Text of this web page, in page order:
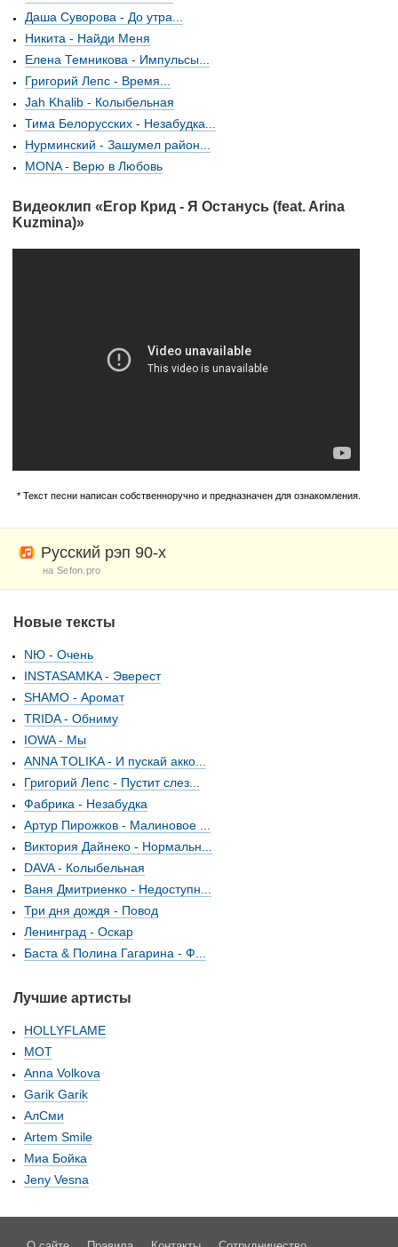
Даша Суворова - До утра...
Никита - Найди Меня
Елена Темникова - Импульсы...
Григорий Лепс - Время...
Jah Khalib - Колыбельная
Тима Белорусских - Незабудка...
Нурминский - Зашумел район...
MONA - Верю в Любовь
Видеоклип «Егор Крид - Я Останусь (feat. Arina
Kuzmina)»
* Текст песни написан собственноручно и предназначен для ознакомления.
Русский рэп 90-х
на Sefon.pro
Новые тексты
NЮ - Очень
INSTASAMKA - Эверест
SHAMO - Аромат
TRIDA - Обниму
IOWA - Мы
ANNA TOLIKA - И пускай акко...
Григорий Лепс - Пустит слез...
Фабрика - Незабудка
Артур Пирожков - Малиновое ...
Виктория Дайнеко - Нормальн...
DAVA - Колыбельная
Ваня Дмитриенко - Недоступн...
Три дня дождя - Повод
Ленинград - Оскар
Баста & Полина Гагарина - Ф...
Лучшие артисты
HOLLYFLAME
МОТ
Anna Volkova
Garik Garik
АлСми
Artem Smile
Миа Бойка
Jeny Vesna